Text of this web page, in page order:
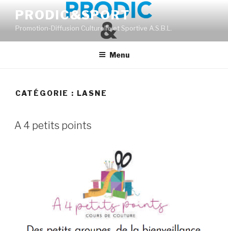
contenu
principal
PRODIC&SPORT
Promotion-Diffusion Culturelle et Sportive A.S.B.L.
Menu
CATÉGORIE : LASNE
A 4 petits points